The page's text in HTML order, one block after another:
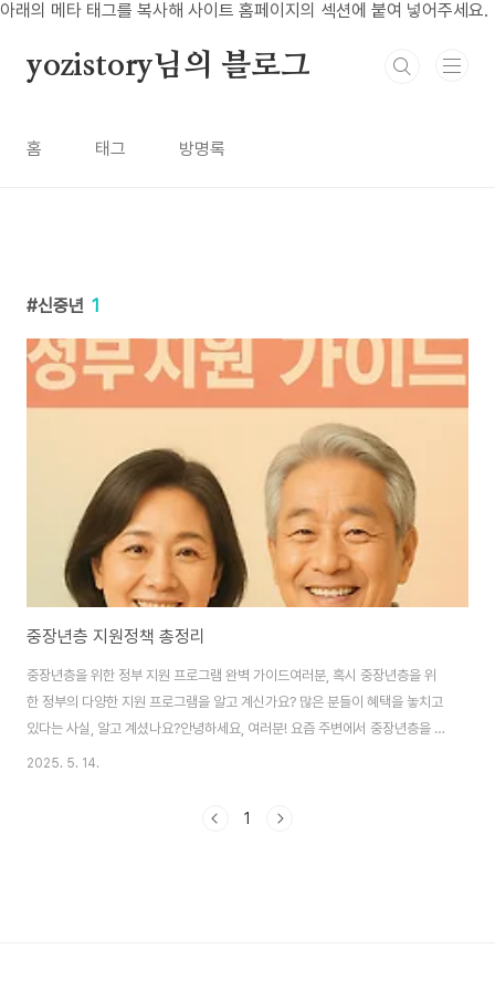
아래의 메타 태그를 복사해 사이트 홈페이지의 섹션에 붙여 넣어주세요.
본문 바로가기
yozistory님의 블로그
홈 태그 방명록
신중년 1
중장년층 지원정책 총정리
중장년층을 위한 정부 지원 프로그램 완벽 가이드여러분, 혹시 중장년층을 위
한 정부의 다양한 지원 프로그램을 알고 계신가요? 많은 분들이 혜택을 놓치고
있다는 사실, 알고 계셨나요?안녕하세요, 여러분! 요즘 주변에서 중장년층을 위
한 정부 지원에 대해 많이들 이야기하더라고요. 경제적으로나 사회적으로 어려
어보셨나요? 그런데 막상 어디서부터 시작해야 할지, 어떤 지원을 받을 수 있는
2025. 5. 14.
1